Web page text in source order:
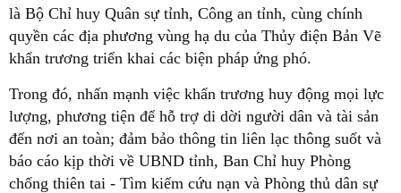
là Bộ Chỉ huy Quân sự tỉnh, Công an tỉnh, cùng chính
quyền các địa phương vùng hạ du của Thủy điện Bản Vẽ
khẩn trương triển khai các biện pháp ứng phó.
Trong đó, nhấn mạnh việc khẩn trương huy động mọi lực
lượng, phương tiện để hỗ trợ di dời người dân và tài sản
đến nơi an toàn; đảm bảo thông tin liên lạc thông suốt và
báo cáo kịp thời về UBND tỉnh, Ban Chỉ huy Phòng
chống thiên tai - Tìm kiếm cứu nạn và Phòng thủ dân sự